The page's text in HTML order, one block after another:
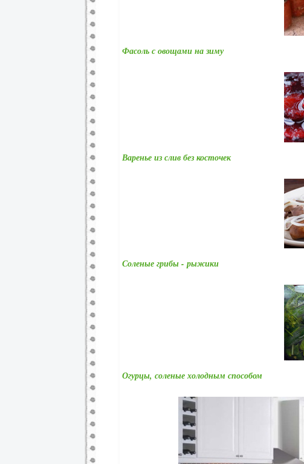
Фасоль с овощами на зиму
Варенье из слив без косточек
Соленые грибы - рыжики
Огурцы, соленые холодным способом